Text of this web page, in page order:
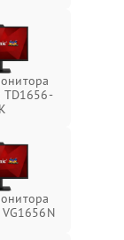
TD1656-